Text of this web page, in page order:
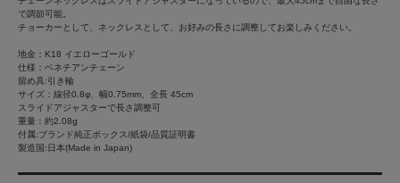
で調節可能。
チョーカーとして、ネックレスとして、お好みの長さに調整してお楽しみください。
地金：K18 イエローゴールド
仕様：ベネチアンチェーン
留め具:引き輪
サイズ：線径0.8φ、幅0.75mm、全長 45cm
スライドアジャスターで長さ調整可
重量：約2.08g
付属:ブランド純正ボックス/紙袋/品質証明書
製造国:日本(Made in Japan)